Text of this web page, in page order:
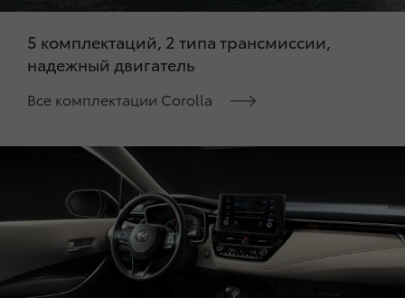
5 комплектаций, 2 типа трансмиссии,
надежный двигатель
Все комплектации Corolla